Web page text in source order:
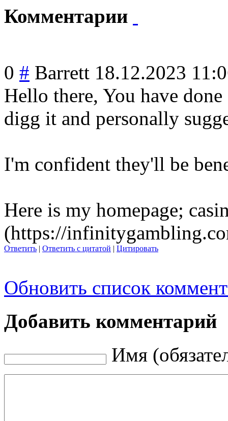
Комментарии
0 # Barrett 18.12.2023
Hello there, You have
digg it and personally
I'm confident they'll be
Here is my homepage;
(https://
Ответить | Ответить с цитатой | Цитировать
Обновить список
Добавить комментарий
Имя